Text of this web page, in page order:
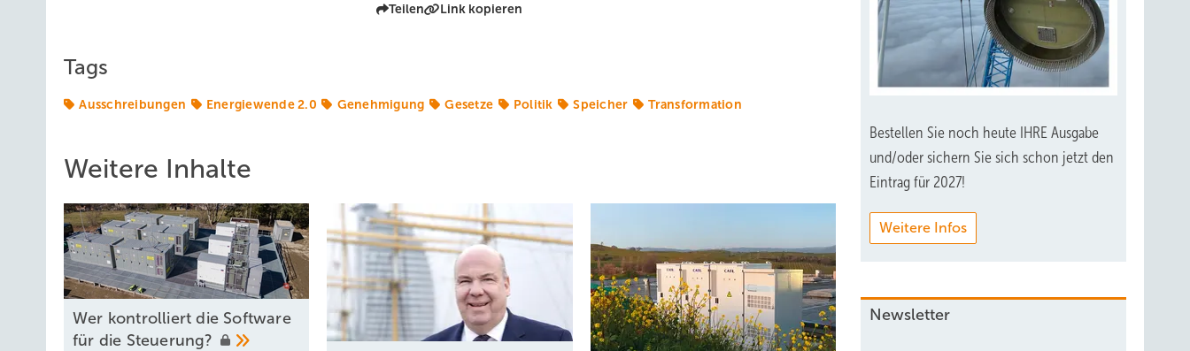
Teilen Link kopieren
Tags
Ausschreibungen Energiewende 2.0 Genehmigung Gesetze Politik Speicher Transformation
Weitere Inhalte
Wer kontrolliert die Software
für die Steuerung?
Bestellen Sie noch heute IHRE Ausgabe
und/oder sichern Sie sich schon jetzt den
Eintrag für 2027!
Weitere Infos
Newsletter